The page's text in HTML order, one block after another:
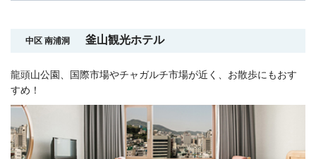
中区 南浦洞 釜山観光ホテル
龍頭山公園、国際市場やチャガルチ市場が近く、お散歩にもおす
すめ！